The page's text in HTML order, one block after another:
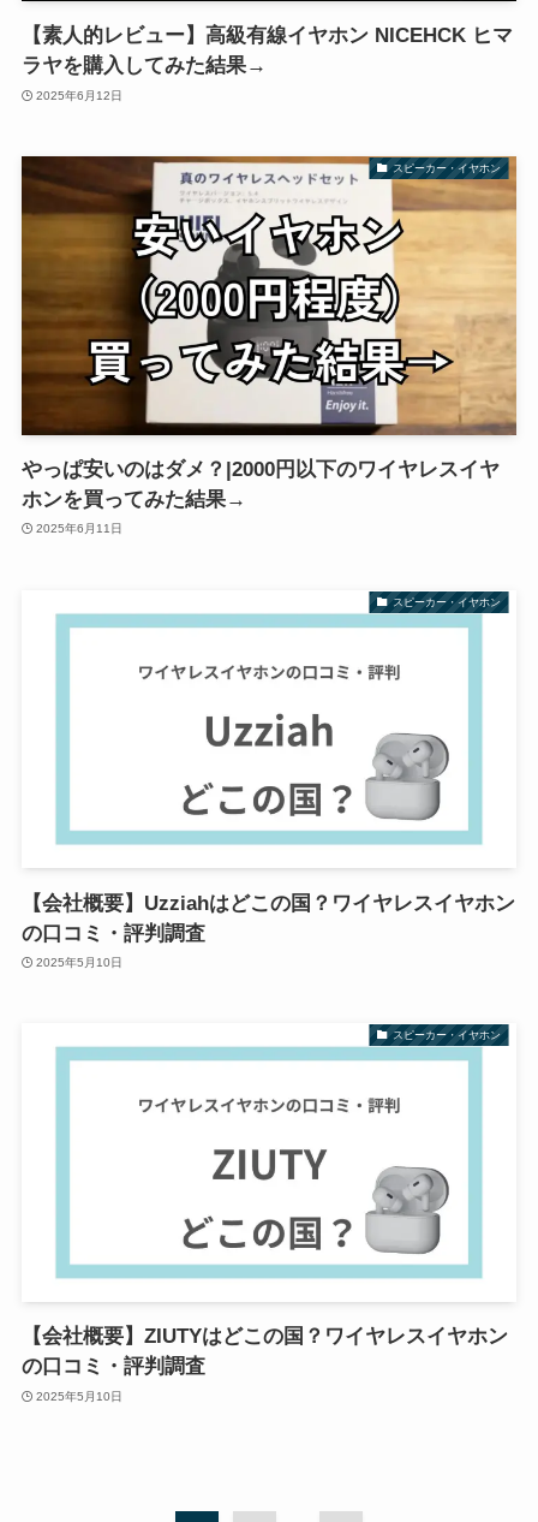
【素人的レビュー】高級有線イヤホン NICEHCK ヒマ
ラヤを購入してみた結果→
2025年6月12日
スピーカー・イヤホン
やっぱ安いのはダメ？|2000円以下のワイヤレスイヤ
ホンを買ってみた結果→
2025年6月11日
スピーカー・イヤホン
【会社概要】Uzziahはどこの国？ワイヤレスイヤホン
の口コミ・評判調査
2025年5月10日
スピーカー・イヤホン
【会社概要】ZIUTYはどこの国？ワイヤレスイヤホン
の口コミ・評判調査
2025年5月10日